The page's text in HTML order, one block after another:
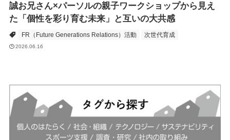
誠お兄さん×パーソルの親子ワークショップから見え
た「個性を彩り育む未来」と互いの大共感
FR（Future Generations Relations）活動 次世代育成
2026.06.16